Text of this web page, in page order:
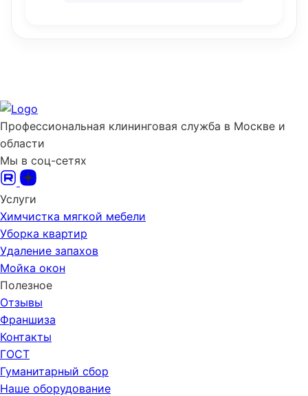
Профессиональная клининговая служба в Москве и
области
Мы в соц-сетях
Услуги
Химчистка мягкой мебели
Уборка квартир
Удаление запахов
Мойка окон
Полезное
Отзывы
Франшиза
Контакты
ГОСТ
Гуманитарный сбор
Наше оборудование